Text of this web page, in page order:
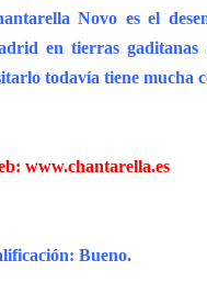
Novo es el
en tierras gaditanas
todavía tiene mucha
www.chantarella.es
Bueno.